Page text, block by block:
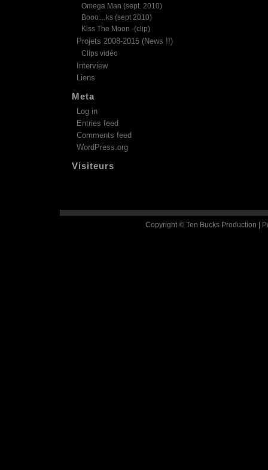
Omega Man (sept. 2010)
Booo…ks (sept 2010)
Kiss The Moon -(clip)
Projets 2008-2015 (News !!)
Clips vidéo
Interview
Liens
Meta
Log in
Entries feed
Comments feed
WordPress.org
Visiteurs
Copyright © Ten Bucks Production |